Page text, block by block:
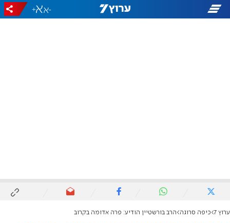
-
+
ערוץ 7 כיפה סרוגה הרב בורשטיין הודיע: פרה אדומה בקרוב